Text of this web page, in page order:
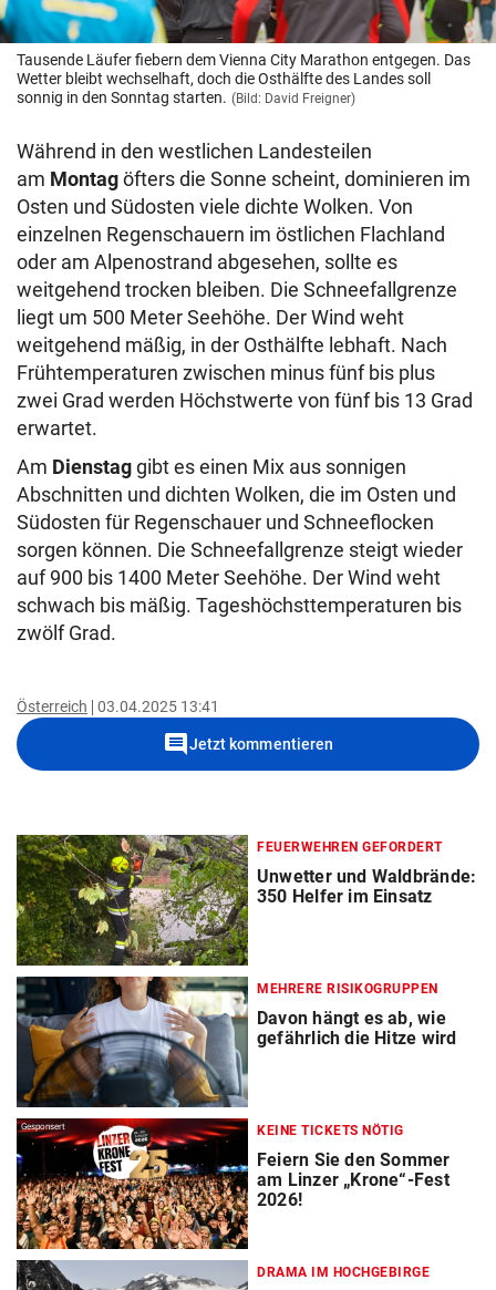
Tausende Läufer fiebern dem Vienna City Marathon entgegen. Das
Wetter bleibt wechselhaft, doch die Osthälfte des Landes soll
sonnig in den Sonntag starten. (Bild: David Freigner)
Während in den westlichen Landesteilen
am Montagöfters die Sonne scheint, dominieren im
Osten und Südosten viele dichte Wolken. Von
einzelnen Regenschauern im östlichen Flachland
oder am Alpenostrand abgesehen, sollte es
weitgehend trocken bleiben. Die Schneefallgrenze
liegt um 500 Meter Seehöhe. Der Wind weht
weitgehend mäßig, in der Osthälfte lebhaft. Nach
Frühtemperaturen zwischen minus fünf bis plus
zwei Grad werden Höchstwerte von fünf bis 13 Grad
erwartet.
Am Dienstaggibt es einen Mix aus sonnigen
Abschnitten und dichten Wolken, die im Osten und
Südosten für Regenschauer und Schneeflocken
sorgen können. Die Schneefallgrenze steigt wieder
auf 900 bis 1400 Meter Seehöhe. Der Wind weht
schwach bis mäßig. Tageshöchsttemperaturen bis
zwölf Grad.
Österreich 03.04.2025 13:41
commentJetzt kommentieren
FEUERWEHREN GEFORDERT
Unwetter und Waldbrände:
350 Helfer im Einsatz
MEHRERE RISIKOGRUPPEN
Davon hängt es ab, wie
gefährlich die Hitze wird
Gesponsert KEINE TICKETS NÖTIG
Feiern Sie den Sommer
am Linzer „Krone“-Fest
2026!
DRAMA IM HOCHGEBIRGE